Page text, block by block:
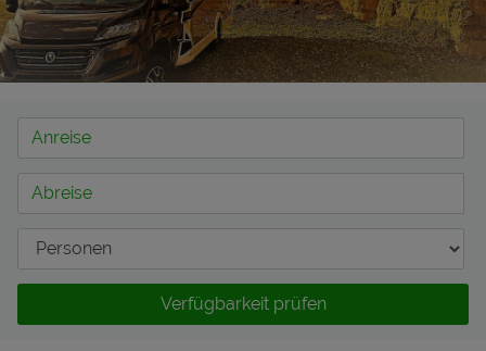
Verfügbarkeit prüfen